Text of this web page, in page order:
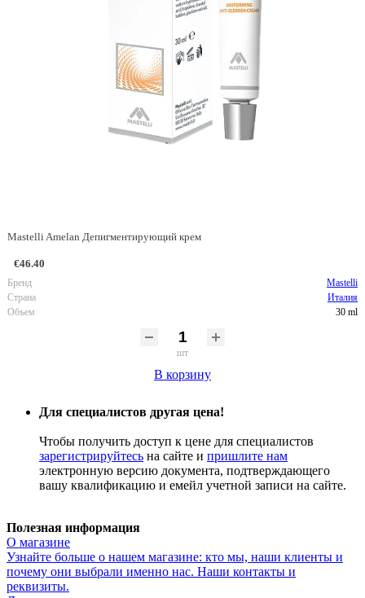
Mastelli Amelan Депигментирующий крем
€46.40
Бренд
Mastelli
Страна
Италия
Объем
30 ml
шт
В корзину
Для специалистов другая цена!
Чтобы получить доступ к цене для специалистов
зарегистрируйтесь на сайте и пришлите нам
электронную версию документа, подтверждающего
вашу квалификацию и емейл учетной записи на сайте.
Полезная информация
О магазине
Узнайте больше о нашем магазине: кто мы, наши клиенты и
почему они выбрали именно нас. Наши контакты и
реквизиты.